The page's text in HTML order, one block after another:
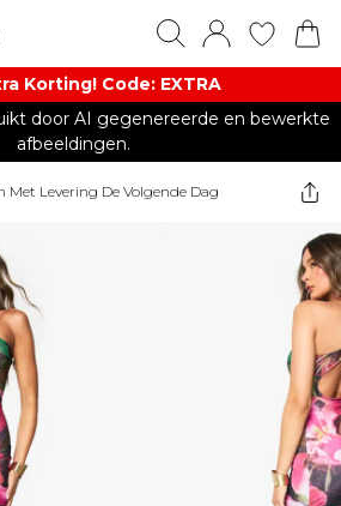
Korting! Code: EXTRA​
door AI gegenereerde en bewerkte
afbeeldingen.
Met Levering De Volgende Dag